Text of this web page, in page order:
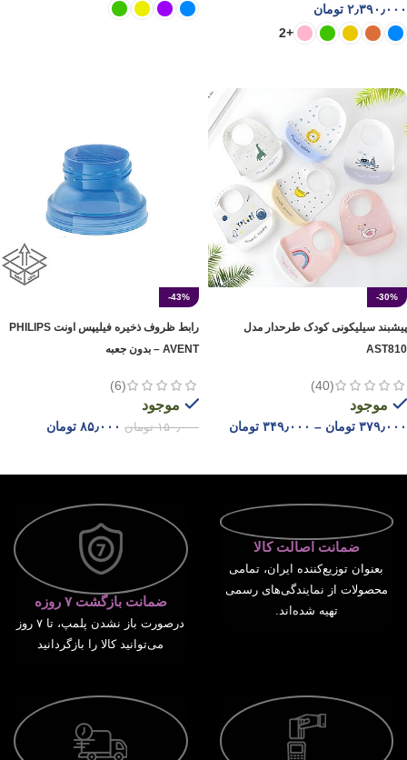
۲٫۳۹۰٫۰۰۰ تومان
+2
-30%
پیشبند سیلیکونی کودک طرحدار مدل
AST810
(40)
موجود
۳۷۹٫۰۰۰ تومان – ۳۴۹٫۰۰۰ تومان
-43%
رابط ظروف ذخیره فیلیپس اونت PHILIPS
AVENT – بدون جعبه
(6)
موجود
۱۵۰٫۰۰۰ تومان ۸۵٫۰۰۰ تومان
ضمانت اصالت کالا
بعنوان توزیع‌کننده ایران، تمامی
محصولات از نمایندگی‌های رسمی
تهیه شده‌اند.
ضمانت بازگشت ۷ روزه
درصورت باز نشدن پلمپ، تا ۷ روز
می‌توانید کالا را بازگردانید